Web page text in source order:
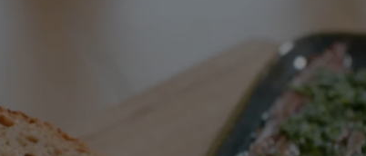
con 2 cucchiai di aceto bianco.
la lisca poi riporle in una ciotola..
del prezzemolo e tritarlo finemente con
extravergine, sale, aceto, peperoncino e
(fare riposare per un po' di ore per insaporire